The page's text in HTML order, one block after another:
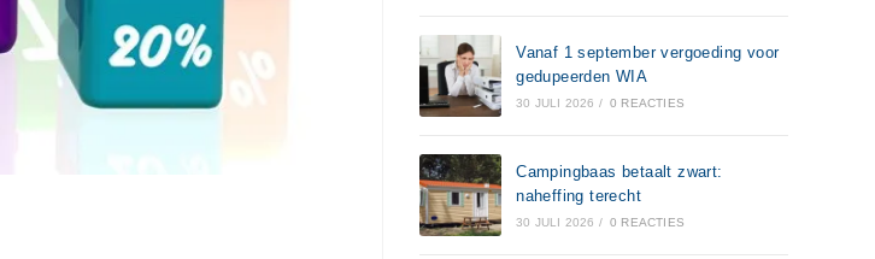
Vanaf 1 september vergoeding voor
gedupeerden WIA
30 JULI 2026 / 0 REACTIES
Campingbaas betaalt zwart:
naheffing terecht
30 JULI 2026 / 0 REACTIES